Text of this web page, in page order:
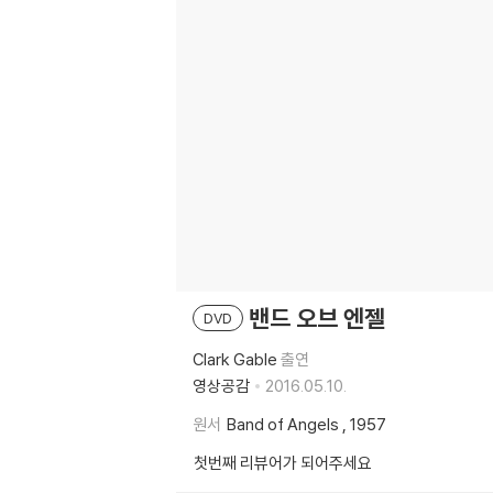
DVD 밴드 오브 엔젤
Clark Gable 출연
영상공감
2016.05.10.
원서 Band of Angels , 1957
첫번째 리뷰어가 되어주세요